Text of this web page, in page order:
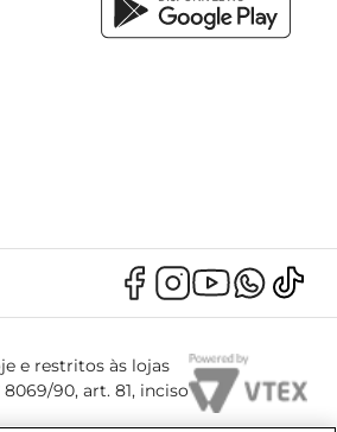
e restritos às lojas
90, art. 81, inciso